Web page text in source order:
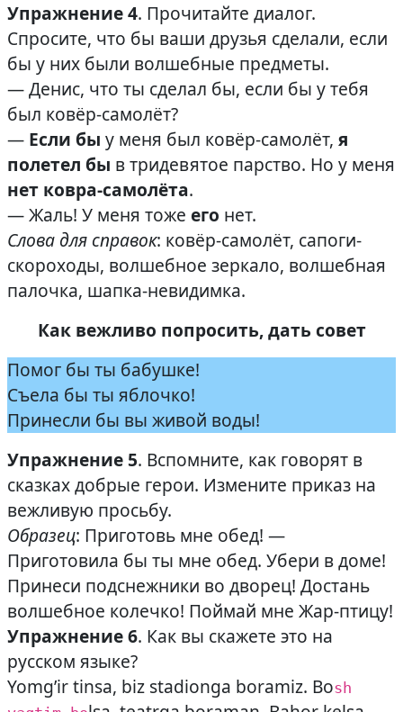
Упражнение 4. Прочитайте диалог.
Спросите, что бы ваши друзья сделали, если
бы у них были волшебные предметы.
— Денис, что ты сделал бы, если бы у тебя
был ковёр-самолёт?
— Если бы у меня был ковёр-самолёт, я
полетел бы в тридевятое парство. Но у меня
нет ковра-самолёта.
— Жаль! У меня тоже его нет.
Слова для справок: ковёр-самолёт, сапоги-
скороходы, волшебное зеркало, волшебная
палочка, шапка-невидимка.
Как вежливо попросить, дать совет
Помог бы ты бабушке!
Съела бы ты яблочко!
Принесли бы вы живой воды!
Упражнение 5. Вспомните, как говорят в
сказках добрые герои. Измените приказ на
вежливую просьбу.
Образец: Приготовь мне обед! —
Приготовила бы ты мне обед. Убери в доме!
Принеси подснежники во дворец! Достань
волшебное колечко! Поймай мне Жар-птицу!
Упражнение 6. Как вы скажете это на
русском языке?
Yomg’ir tinsa, biz stadionga boramiz. Bosh